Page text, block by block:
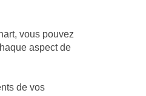
vous pouvez
aspect de
de vos